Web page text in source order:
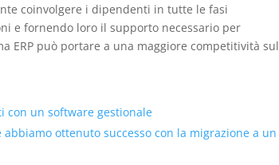
coinvolgere i dipendenti in tutte le fasi
e fornendo loro il supporto necessario per
ERP può portare a una maggiore competitività sul
con un software gestionale
ottenuto successo con la migrazione a un